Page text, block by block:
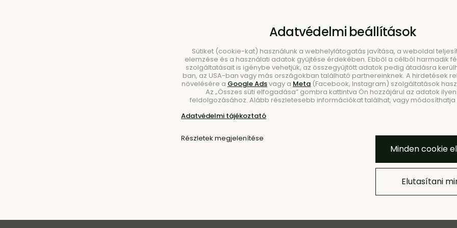
ÉTKEZÉS
Adatvédelmi beállítások
Sütiket (cookie-kat) használunk a webhelylátogatás javítása, a weboldal
elemzése és a használati adatok gyűjtése érdekében. Ebből a célból harmadik
szolgáltatásait is igénybe vehetjük, az összegyűjtött adatok pedig átadásra
ban, az USA-ban vagy más országokban található partnereinknek. A hirdetések
növelésére a Google Adsvagy a Meta (Facebook, Instagram) szolgáltatások
Az „Összes süti elfogadása” gombra kattintva Ön hozzájárul az adatok
feldolgozásához. Alább részletesebb információkat találhat, vagy
Adatvédelmi tájékoztató
Részletek megjelenítése
Minden cookie
Elutasítani